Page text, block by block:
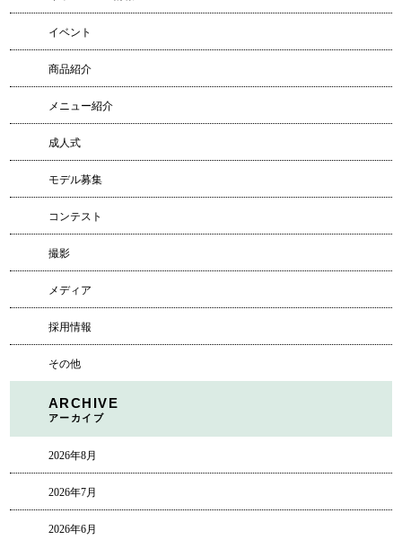
イベント
商品紹介
メニュー紹介
成人式
モデル募集
コンテスト
撮影
メディア
採用情報
その他
ARCHIVE
アーカイブ
2026年8月
2026年7月
2026年6月